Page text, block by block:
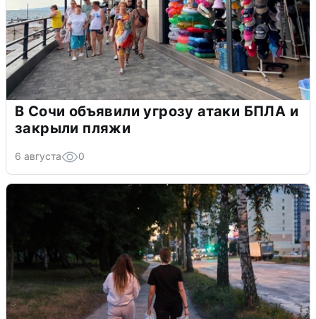
В Сочи объявили угрозу атаки БПЛА и
закрыли пляжи
6 августа 0